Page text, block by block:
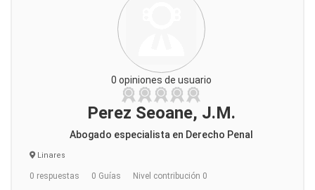
0 opiniones de usuario
Perez Seoane, J.M.
Abogado especialista en Derecho Penal
Linares
0 respuestas 0 Guías Nivel contribución 0